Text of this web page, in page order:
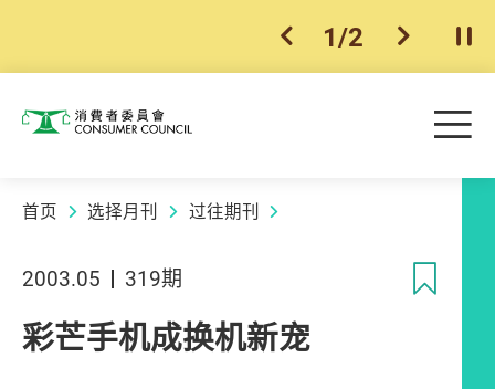
上一个
1/2 下一个开
消费者委员会 目
首页 选择月刊 过往期刊
2003.05 319期
彩芒手机成换机新宠